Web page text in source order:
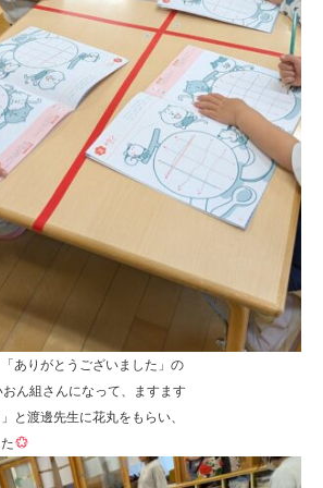
ありがとうございました」の
おん組さんになって、ますます
と渡邊先生に花丸をもらい、